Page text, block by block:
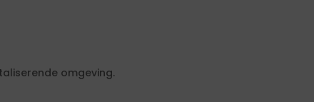
omgeving.